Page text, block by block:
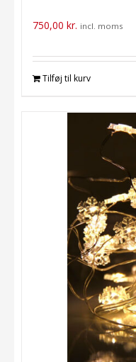
750,00 kr. incl. moms
Tilføj til kurv